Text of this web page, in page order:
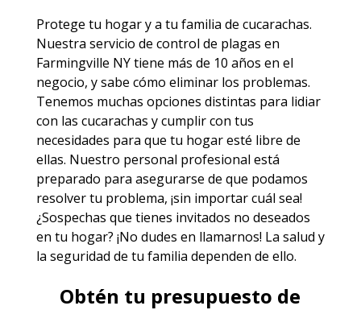
Protege tu hogar y a tu familia de cucarachas.
Nuestra servicio de control de plagas en
Farmingville NYtiene más de 10 años en el
negocio, y sabe cómo eliminar los problemas.
Tenemos muchas opciones distintas para lidiar
con las cucarachas y cumplir con tus
necesidades para que tu hogar esté libre de
ellas. Nuestro personal profesional está
preparado para asegurarse de que podamos
resolver tu problema, ¡sin importar cuál sea!
¿Sospechas que tienes invitados no deseados
en tu hogar? ¡No dudes en llamarnos! La salud y
la seguridad de tu familia dependen de ello.
Obtén tu presupuesto de